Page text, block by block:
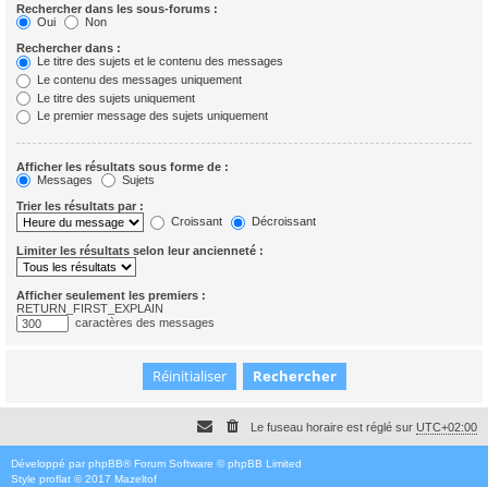
Rechercher dans les sous-forums :
Oui
Non
Rechercher dans :
Le titre des sujets et le contenu des messages
Le contenu des messages uniquement
Le titre des sujets uniquement
Le premier message des sujets uniquement
Afficher les résultats sous forme de :
Messages
Sujets
Trier les résultats par :
Croissant
Décroissant
Limiter les résultats selon leur ancienneté :
Afficher seulement les premiers :
RETURN_FIRST_EXPLAIN
caractères des messages
Le fuseau horaire est réglé sur UTC+02:00
Développé par phpBB® Forum Software © phpBB Limited
Style proflat © 2017 Mazeltof